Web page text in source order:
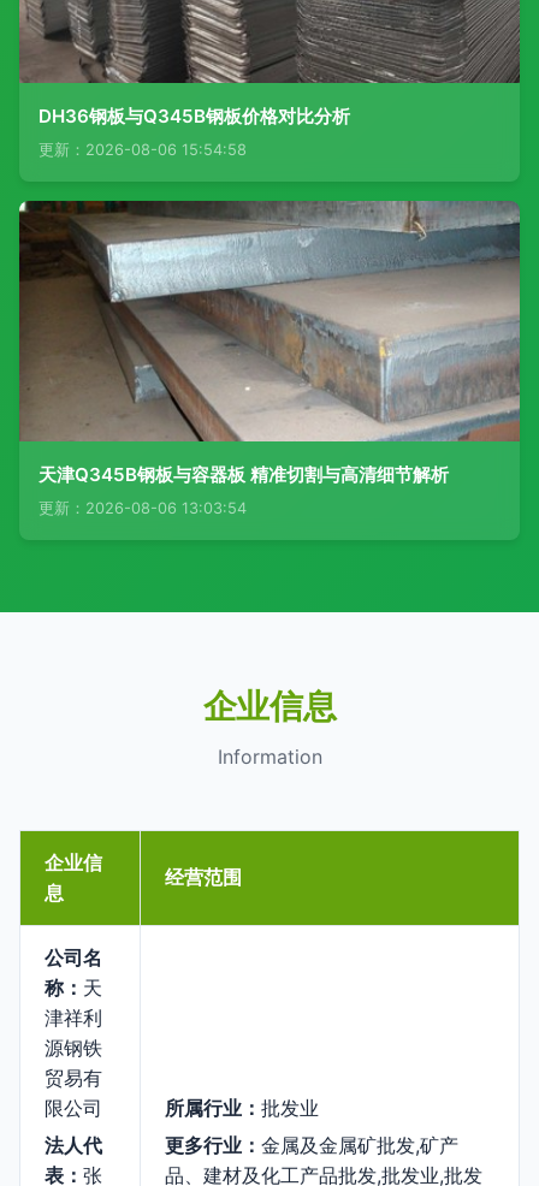
DH36钢板与Q345B钢板价格对比分析
更新：2026-08-06 15:54:58
天津Q345B钢板与容器板 精准切割与高清细节解析
更新：2026-08-06 13:03:54
企业信息
Information
企业信
息
经营范围
公司名
称： 天
津祥利
源钢铁
贸易有
限公司
法人代
表： 张
所属行业： 批发业
更多行业： 金属及金属矿批发,矿产
品、建材及化工产品批发,批发业,批发